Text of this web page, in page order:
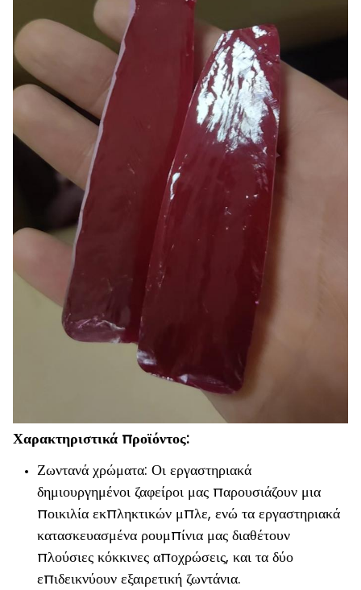
Χαρακτηριστικά προϊόντος:
Ζωντανά χρώματα: Οι εργαστηριακά
δημιουργημένοι ζαφείροι μας παρουσιάζουν μια
ποικιλία εκπληκτικών μπλε, ενώ τα εργαστηριακά
κατασκευασμένα ρουμπίνια μας διαθέτουν
πλούσιες κόκκινες αποχρώσεις, και τα δύο
επιδεικνύουν εξαιρετική ζωντάνια.